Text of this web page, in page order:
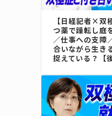
【日経記者×双
つ薬で躁転し庭
／仕事への支障
合いながら生き
捉えている？【